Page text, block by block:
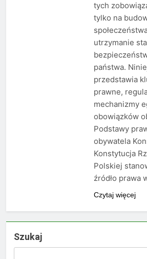
tych
tylko na
utrzymanie
państwa.
przedstawia
prawne,
mechanizmy
obowiązków
Podstawy
obywatela
Konstytucja
Polskiej
źródło prawa
Czytaj więcej
Szukaj